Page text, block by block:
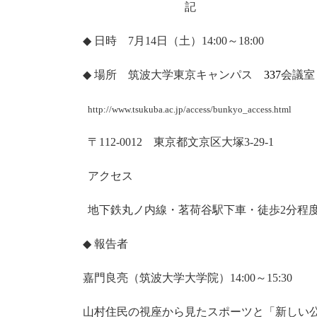
記
◆ 日時 7月 14日（土） 14:00～ 18:00
◆場所 筑波大学東京キャンパス 337会議室
http://www.tsukuba.ac.jp/access/bunkyo_access.html
〒 112-0012 東京都文京区大塚3-29-1
アクセス
地下鉄丸ノ内線・茗荷谷駅下車・徒歩2分程
◆報告者
嘉門良亮（筑波大学大学院） 14:00～ 15:30
山村住民の視座から見たスポーツと「新しい